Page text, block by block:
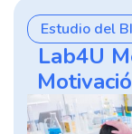
Estudio del
Lab4U